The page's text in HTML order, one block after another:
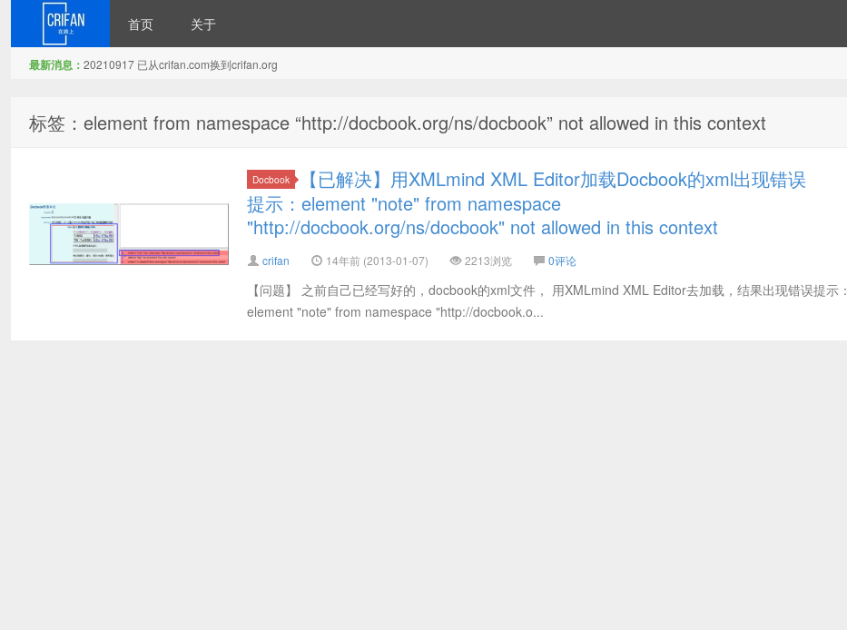
首页 关于
最新消息： 20210917 已从crifan.com换到crifan.org
标签：element from namespace “http://docbook.org/ns/docbook” not allowed in this context
Docbook
【已解决】用XMLmind XML Editor加载Docbook的xml出现错误
提示：element "note" from namespace
"http://docbook.org/ns/docbook" not allowed in this context
crifan 14年前 (2013-01-07) 2213浏览 0评论
【问题】 之前自己已经写好的，docbook的xml文件， 用XMLmind XML Editor去加载，结果出现错误提示：
element "note" from namespace "http://docbook.o...